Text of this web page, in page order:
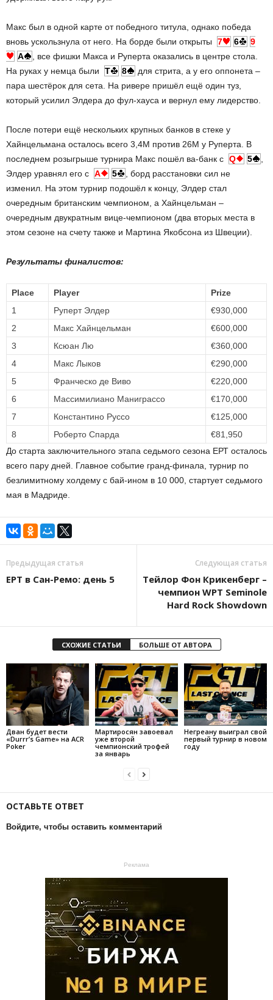
Макс был в одной карте от победного титула, однако победа
вновь ускользнула от него. На борде были открыты 7 6
9
A
, все фишки Макса и Руперта оказались в центре стола.
На руках у немца были T 8
для стрита, а у его оппонета –
пара шестёрок для сета. На ривере пришёл ещё один туз,
который усилил Элдера до фул-хауса и вернул ему лидерство.
После потери ещё нескольких крупных банков в стеке у
Хайнцельмана осталось всего 3,4М против 26М у Руперта. В
последнем розыгрыше турнира Макс пошёл ва-банк с Q 5
Элдер уравнял его с A 5
, борд расстановки сил не
изменил. На этом турнир подошёл к концу, Элдер стал
очередным британским чемпионом, а Хайнцельман –
очередным двукратным вице-чемпионом (два вторых места в
этом сезоне на счету также и Мартина Якобсона из Швеции).
Результаты финалистов:
Place Player
Prize
1
Руперт Элдер
€930,000
2
Макс Хайнцельман
€600,000
3
Ксюан Лю
€360,000
4
Макс Лыков
€290,000
5
Франческо де Виво
€220,000
6
Массимилиано Маниграссо
€170,000
7
Константино Руссо
€125,000
8
Роберто Спарда
€81,950
До старта заключительного этапа седьмого сезона ЕРТ осталось
всего пару дней. Главное событие гранд-финала, турнир по
безлимитному холдему с бай-ином в 10 000, стартует седьмого
мая в Мадриде.
Предыдущая статья
ЕРТ в Сан-Ремо: день 5
Следующая статья
Тейлор Фон Крикенберг –
чемпион WPT Seminole
Hard Rock Showdown
СХОЖИЕ СТАТЬИ БОЛЬШЕ ОТ АВТОРА
Дван будет вести
«Durrr’s Game» на ACR
Poker
Мартиросян завоевал
уже второй
чемпионский трофей
за январь
Негреану выиграл свой
первый турнир в новом
году
ОСТАВЬТЕ ОТВЕТ
Войдите, чтобы оставить комментарий
Реклама